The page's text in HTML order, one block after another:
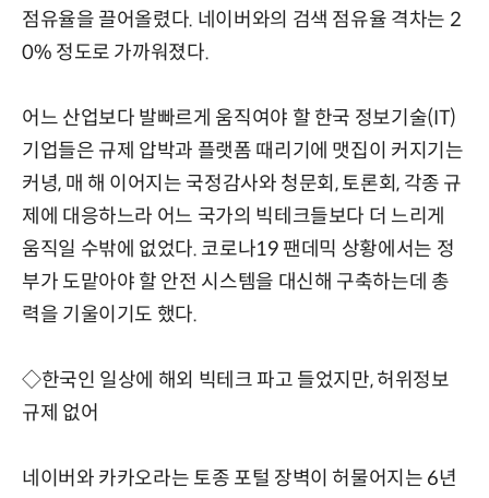
점유율을 끌어올렸다. 네이버와의 검색 점유율 격차는 2
0% 정도로 가까워졌다.
어느 산업보다 발빠르게 움직여야 할 한국 정보기술(IT)
기업들은 규제 압박과 플랫폼 때리기에 맷집이 커지기는
커녕, 매 해 이어지는 국정감사와 청문회, 토론회, 각종 규
제에 대응하느라 어느 국가의 빅테크들보다 더 느리게
움직일 수밖에 없었다. 코로나19 팬데믹 상황에서는 정
부가 도맡아야 할 안전 시스템을 대신해 구축하는데 총
력을 기울이기도 했다.
◇한국인 일상에 해외 빅테크 파고 들었지만, 허위정보
규제 없어
네이버와 카카오라는 토종 포털 장벽이 허물어지는 6년